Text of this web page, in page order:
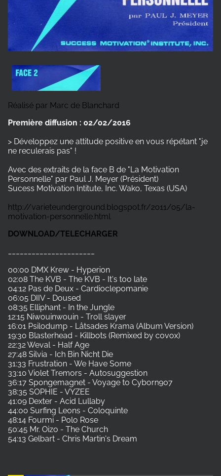
Réalisé par Marc de Blanchard
Première diffusion : 02/02/2016
> Développez une attitude positive en vous répétant "je
ne reculerais pas" !
Avec des extraits de la face B de "La Motivation
Personnelle" par Paul J. Meyer (Président)
Sucess Motivation Intitute, Inc. Wako, Texas (USA)
http://varieteunderground.blogspot.fr/2011/05/la-
motivation-personnelle.html
DOWNLOAD/TELECHARGER
00:00 DMX Krew - Hyperion
02:08 The KVB - The KVB - It's too late
04:12 Pas de Deux - Cardioclepomanie
06:05 DIIV - Doused
08:35 Elliphant - In the Jungle
12:15 Niwouinwouin - Troll slayer
16:01 Psilodump - Låtsades Krama (Album Version)
19:30 Blasterhead - Killbots (Remixed by covox)
22:32 Weval - Half Age
27:48 Silvia - Ich Bin Nicht Die
31:33 Frustration - We Have Some
33:10 Violet Tremors - Autosuggestion
36:17 Spongemagnet - Voyage to Cyborn907
38:35 SOPHIE - VYZEE
41:09 Dexter - Acid Lullaby
44:00 Surfing Leons - Coloquinte
48:14 Fourmi - Polo Rose
50:45 Mr. Oizo - The Church
54:13 Gelbart - Chris Martin's Dream